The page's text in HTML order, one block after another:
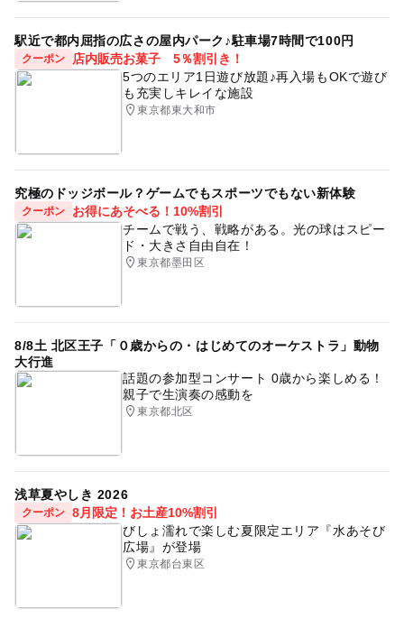
駅近で都内屈指の広さの屋内パーク♪駐車場7時間で100円
クーポン
店内販売お菓子 5％割引き！
5つのエリア1日遊び放題♪再入場もOKで遊び
も充実しキレイな施設
東京都東大和市
究極のドッジボール？ゲームでもスポーツでもない新体験
クーポン
お得にあそべる！10%割引
チームで戦う、戦略がある。光の球はスピー
ド・大きさ自由自在！
東京都墨田区
8/8土 北区王子「０歳からの・はじめてのオーケストラ」動物
大行進
話題の参加型コンサート 0歳から楽しめる！
親子で生演奏の感動を
東京都北区
浅草夏やしき 2026
クーポン 8月限定！お土産10%割引
びしょ濡れで楽しむ夏限定エリア『水あそび
広場』が登場
東京都台東区